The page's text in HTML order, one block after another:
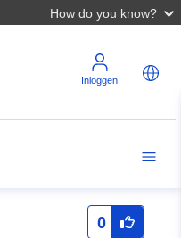
How do you know?
Inloggen
0